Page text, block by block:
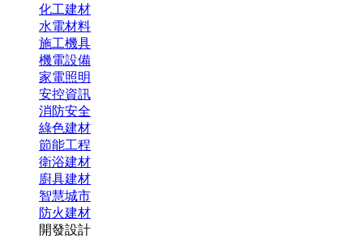
化工建材
水電材料
施工機具
機電設備
家電照明
安控資訊
消防安全
綠色建材
節能工程
衛浴建材
廚具建材
智慧城市
防火建材
開發設計